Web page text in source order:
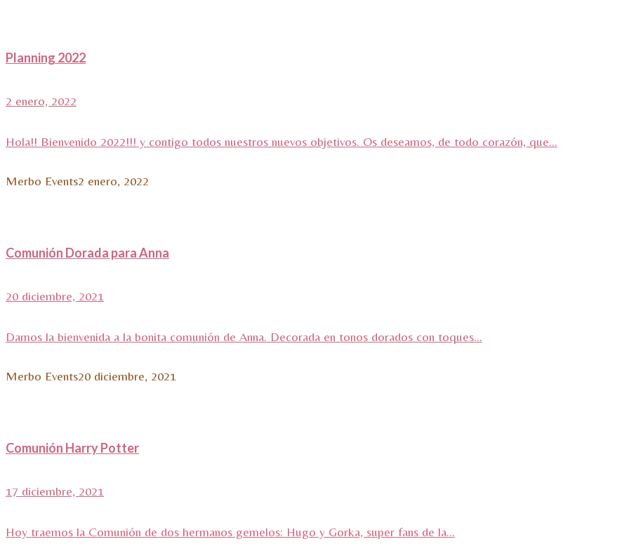
Planning 2022
2 enero, 2022
Hola!! Bienvenido 2022!!! y contigo todos nuestros nuevos objetivos. Os deseamos, de todo corazón, que...
Merbo Events2 enero, 2022
Comunión Dorada para Anna
20 diciembre, 2021
Damos la bienvenida a la bonita comunión de Anna. Decorada en tonos dorados con toques...
Merbo Events20 diciembre, 2021
Comunión Harry Potter
17 diciembre, 2021
Hoy traemos la Comunión de dos hermanos gemelos: Hugo y Gorka, super fans de la...